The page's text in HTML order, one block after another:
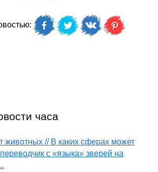
часа
животных // В каких сферах может
с «языка» зверей на